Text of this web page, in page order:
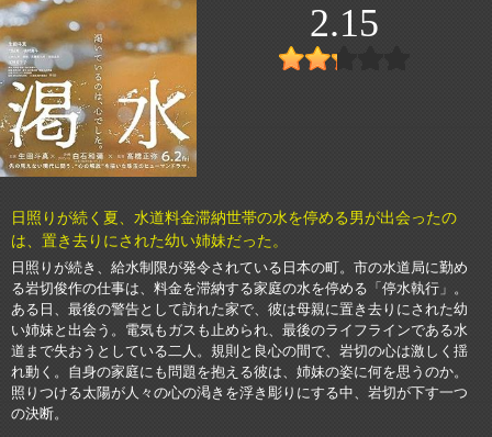
2.15
日照りが続く夏、水道料金滞納世帯の水を停める男が出会ったの
は、置き去りにされた幼い姉妹だった。
日照りが続き、給水制限が発令されている日本の町。市の水道局に勤め
る岩切俊作の仕事は、料金を滞納する家庭の水を停める「停水執行」。
ある日、最後の警告として訪れた家で、彼は母親に置き去りにされた幼
い姉妹と出会う。電気もガスも止められ、最後のライフラインである水
道まで失おうとしている二人。規則と良心の間で、岩切の心は激しく揺
れ動く。自身の家庭にも問題を抱える彼は、姉妹の姿に何を思うのか。
照りつける太陽が人々の心の渇きを浮き彫りにする中、岩切が下す一つ
の決断。